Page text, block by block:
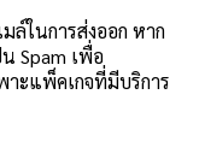
ล์ในการส่งออก หาก
Spam เพื่อ
ะแพ็คเกจที่มีบริการ